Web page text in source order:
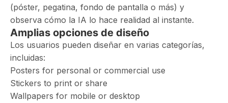
(póster, pegatina, fondo de pantalla o más) y
observa cómo la IA lo hace realidad al instante.
Amplias opciones de diseño
Los usuarios pueden diseñar en varias categorías,
incluidas:
Posters for personal or commercial use
Stickers to print or share
Wallpapers for mobile or desktop